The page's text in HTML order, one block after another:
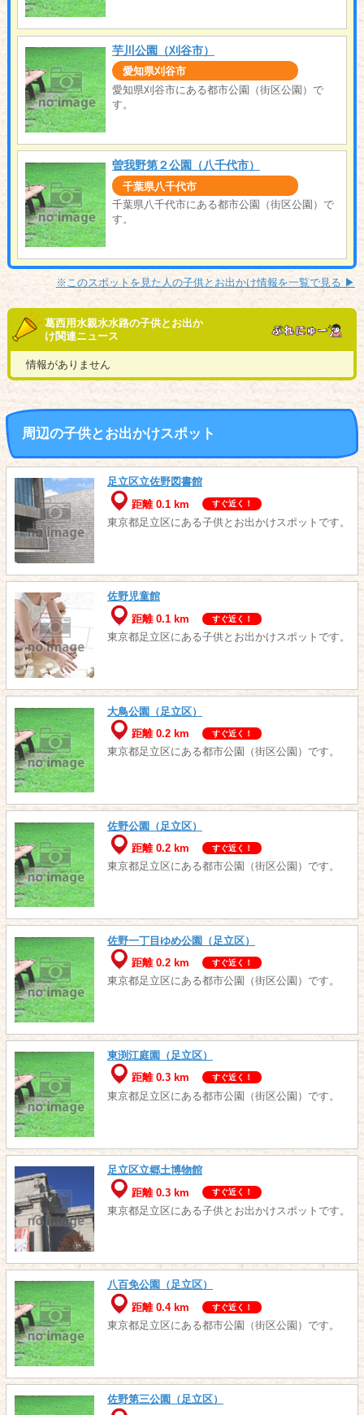
芋川公園（刈谷市）
愛知県刈谷市
愛知県刈谷市にある都市公園（街区公園）で
す。
曽我野第２公園（八千代市）
千葉県八千代市
千葉県八千代市にある都市公園（街区公園）で
す。
※このスポットを見た人の子供とお出かけ情報を一覧で見る ▶︎
葛西用水親水水路の子供とお出か
け関連ニュース
情報がありません
周辺の子供とお出かけスポット
足立区立佐野図書館
距離 0.1 km
すぐ近く！
東京都足立区にある子供とお出かけスポットです。
佐野児童館
距離 0.1 km
すぐ近く！
東京都足立区にある子供とお出かけスポットです。
大鳥公園（足立区）
距離 0.2 km
すぐ近く！
東京都足立区にある都市公園（街区公園）です。
佐野公園（足立区）
距離 0.2 km
すぐ近く！
東京都足立区にある都市公園（街区公園）です。
佐野一丁目ゆめ公園（足立区）
距離 0.2 km
すぐ近く！
東京都足立区にある都市公園（街区公園）です。
東渕江庭園（足立区）
距離 0.3 km
すぐ近く！
東京都足立区にある都市公園（街区公園）です。
足立区立郷土博物館
距離 0.3 km
すぐ近く！
東京都足立区にある子供とお出かけスポットです。
八百免公園（足立区）
距離 0.4 km
すぐ近く！
東京都足立区にある都市公園（街区公園）です。
佐野第三公園（足立区）